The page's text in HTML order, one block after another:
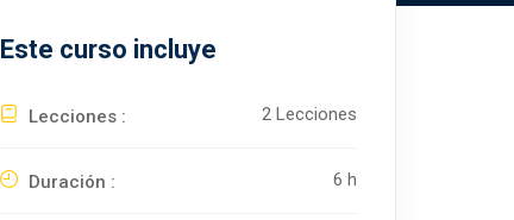
Este curso incluye
Lecciones : 2 Lecciones
Duración : 6 h